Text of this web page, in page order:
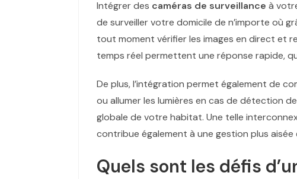
Intégrer des caméras de surveillance à
de surveiller votre domicile de n’importe où
tout moment vérifier les images en direct et
temps réel permettent une réponse rapide,
De plus, l’intégration permet également de
ou allumer les lumières en cas de détection
globale de votre habitat. Une telle
contribue également à une gestion plus
Quels sont les défis